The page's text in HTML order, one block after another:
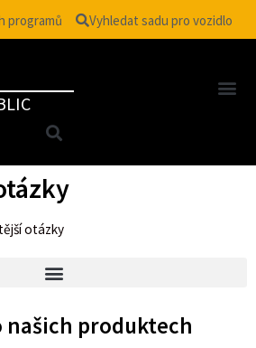
programů Vyhledat sadu pro vozidlo
otázky
našich produktech